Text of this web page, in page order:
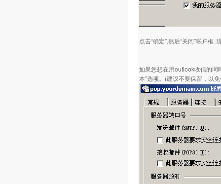
点击“确定”,然后“关闭”帐户框
如果您想在用outlook收信的同
本”选项。(建议不要保留，以